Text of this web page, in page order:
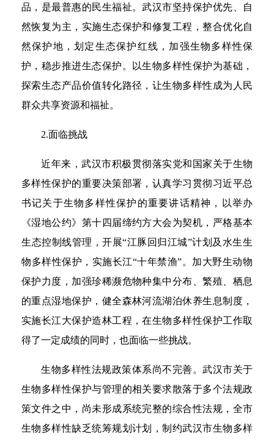
品，是最普惠的民生福祉。武汉市坚持保护优先、自
然恢复为主，实施生态保护和修复工程，整合优化自
然保护地，划定生态保护红线，加强生物多样性保
护，稳步推进生态保护。以生物多样性保护为基础，
探索生态产品价值转化路径，让生物多样性成为人民
群众共享资源和福祉。
2.面临挑战
近年来，武汉市积极贯彻落实党和国家关于生物
多样性保护的重要决策部署，认真学习贯彻习近平总
书记关于生物多样性保护的重要讲话精神，以举办
《湿地公约》第十四届缔约方大会为契机，严格基本
生态控制线管理，开展“江豚回归江城”计划及水生生
物多样性保护，实施长江“十年禁渔”。加大野生动物
保护力度，加强珍稀濒危物种集中分布、繁殖、栖息
的重点湿地保护，健全森林河流湖泊休养生息制度，
实施长江大保护造林工程，在生物多样性保护工作取
得了一定成绩的同时，也面临一些挑战。
生物多样性法规政策体系尚不完善。武汉市关于
生物多样性保护与管理的相关要求散落于多个法规政
策文件之中，尚未形成系统完整的综合性法规，全市
生物多样性缺乏统筹规划计划，制约武汉市生物多样